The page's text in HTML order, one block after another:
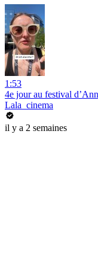
1:53
4e jour au festival
Lala_cinema
il y a 2 semaines